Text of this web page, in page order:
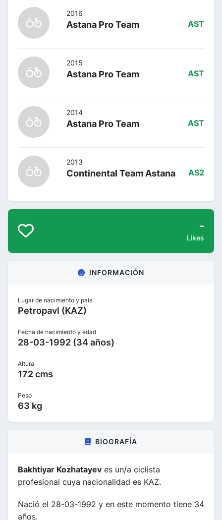
2016
Astana Pro Team AST
2015
Astana Pro Team AST
2014
Astana Pro Team AST
2013
Continental Team Astana AS2
-
Likes
INFORMACIÓN
Lugar de nacimiento y país
Petropavl (KAZ)
Fecha de nacimiento y edad
28-03-1992 (34 años)
Altura
172 cms
Peso
63 kg
BIOGRAFÍA
Bakhtiyar Kozhatayev es un/a ciclista
profesional cuya nacionalidad es KAZ.
Nació el 28-03-1992 y en este momento tiene 34
años.